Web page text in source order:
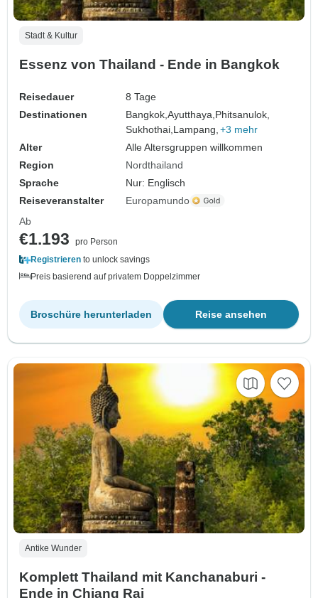
Stadt & Kultur
Essenz von Thailand - Ende in Bangkok
Reisedauer
8 Tage
Destinationen
Bangkok,Ayutthaya, Phitsanulok,
Sukhothai, Lampang, +3 mehr
Alter
Alle Altersgruppen willkommen
Region
Nordthailand
Sprache
Nur: Englisch
Reiseveranstalter
Europamundo
Ab
€1.193
pro Person
Registrieren to unlock savings
Preis basierend auf privatem Doppelzimmer
Reise ansehen
Broschüre herunterladen
Antike Wunder
Komplett Thailand mit Kanchanaburi -
Ende in Chiang Rai